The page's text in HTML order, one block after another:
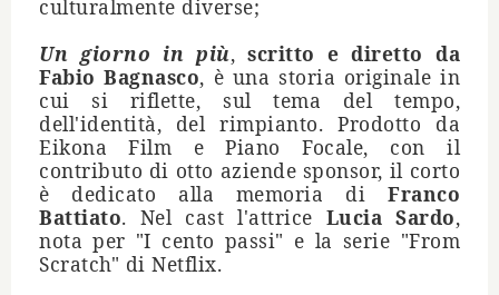
culturalmente diverse;
Un giorno in più,scritto e diretto da
Fabio Bagnasco, è una storia originale in
cui si riflette, sul tema del tempo,
dell'identità, del rimpianto. Prodotto da
Eikona Film e Piano Focale, con il
contributo di otto aziende sponsor, il corto
è dedicato alla memoria di Franco
Battiato. Nel cast l'attrice Lucia Sardo,
nota per "I cento passi" e la serie "From
Scratch" di Netflix.